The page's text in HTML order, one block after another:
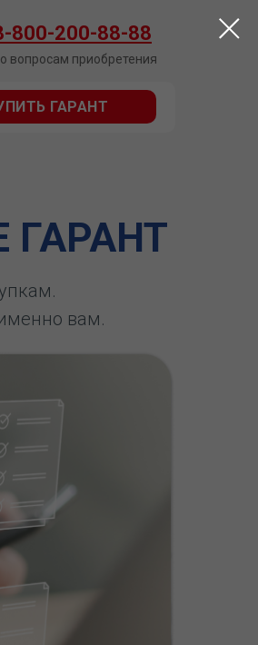
800-200-88-88
вопросам приобретения
ГАРАНТ
КУПИТЬ ГАРАНТ
вам.